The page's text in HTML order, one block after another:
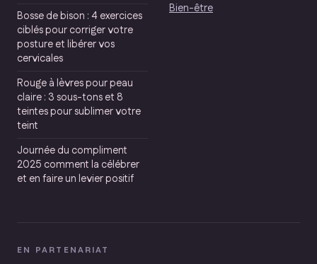
Bosse de bison : 4 exercices
ciblés pour corriger votre
posture et libérer vos
cervicales
Rouge à lèvres pour peau
claire : 3 sous-tons et 8
teintes pour sublimer votre
teint
Journée du compliment
2025 comment la célébrer
et en faire un levier positif
Bien-être
EN PARTENARIAT